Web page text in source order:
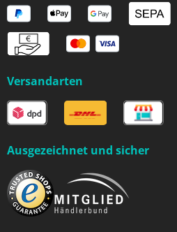
Versandarten
Ausgezeichnet und sicher